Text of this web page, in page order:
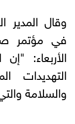
وقال المدير
في مؤتمر
الأربعاء:
التهديدات
والسلامة